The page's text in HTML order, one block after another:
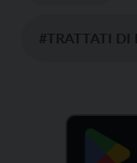
#TRATTATI DI